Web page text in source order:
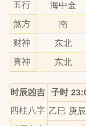
五行 海中金
煞方
南
财神
东北
喜神
东北
时辰凶吉 子时
四柱八字 乙巳 庚